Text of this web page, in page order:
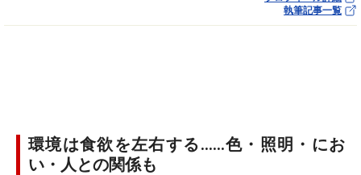
執筆記事一覧
環境は食欲を左右する……色・照明・にお
い・人との関係も